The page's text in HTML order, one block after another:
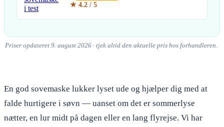
★ 4.2 / 5
Priser opdateret 9. august 2026 · tjek altid den aktuelle pris hos forhandleren.
En god sovemaske lukker lyset ude og hjælper dig med at
falde hurtigere i søvn — uanset om det er sommerlyse
nætter, en lur midt på dagen eller en lang flyrejse. Vi har